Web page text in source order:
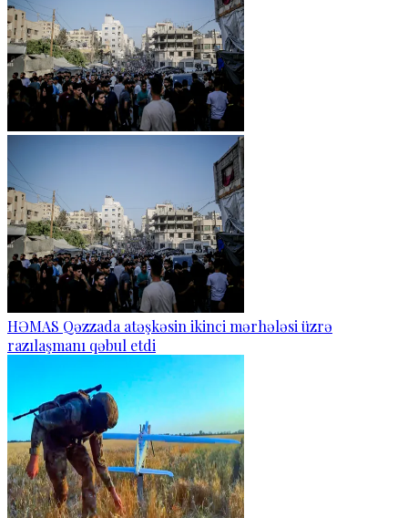
HƏMAS Qəzzada atəşkəsin ikinci mərhələsi üzrə
razılaşmanı qəbul etdi